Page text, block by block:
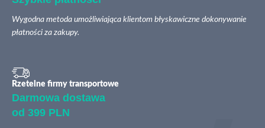
Wygodna metoda umożliwiająca klientom błyskawiczne dokonywanie
płatności za zakupy.
Rzetelne firmy transportowe
Darmowa dostawa
od 399 PLN